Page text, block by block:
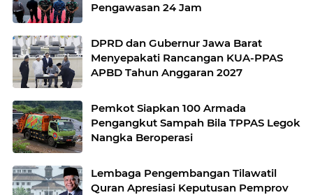
Pengawasan 24 Jam
DPRD dan Gubernur Jawa Barat
Menyepakati Rancangan KUA-PPAS
APBD Tahun Anggaran 2027
Pemkot Siapkan 100 Armada
Pengangkut Sampah Bila TPPAS Legok
Nangka Beroperasi
Lembaga Pengembangan Tilawatil
Quran Apresiasi Keputusan Pemprov